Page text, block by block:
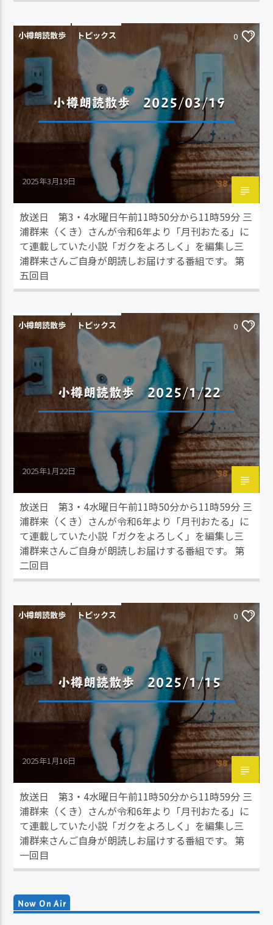
小樽朗読散歩 トピックス 0
小樽朗読散歩 2025/03/19
2025年3月19日
放送日 第3・4水曜日午前11時50分から11時59分 三
浦群来（くき）さんが令和6年より「月刊おたる」に
て連載していた小説「ガクをよろしく」を編集し三
浦群来さんご自身が朗読しお届けする番組です。 第
五回目
小樽朗読散歩 トピックス 0
小樽朗読散歩 2025/1/22
2025年1月22日
放送日 第3・4水曜日午前11時50分から11時59分 三
浦群来（くき）さんが令和6年より「月刊おたる」に
て連載していた小説「ガクをよろしく」を編集し三
浦群来さんご自身が朗読しお届けする番組です。 第
二回目
小樽朗読散歩 トピックス 0
小樽朗読散歩 2025/1/15
2025年1月16日
放送日 第3・4水曜日午前11時50分から11時59分 三
浦群来（くき）さんが令和6年より「月刊おたる」に
て連載していた小説「ガクをよろしく」を編集し三
浦群来さんご自身が朗読しお届けする番組です。 第
一回目
Now On Air